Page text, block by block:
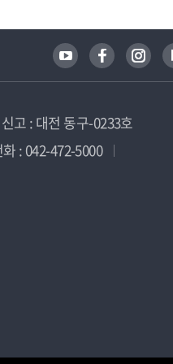
고 : 대전 동구-0233호
: 042-472-5000